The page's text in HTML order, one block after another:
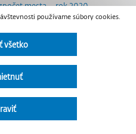
mesta – rok 2020
mesta – rok 2021
mesta – rok 2023
mesta – rok 2024
mesta – rok 2026
dokumenty
a výdavky na štátnu reklamu
používame súbory cookies.
všetko